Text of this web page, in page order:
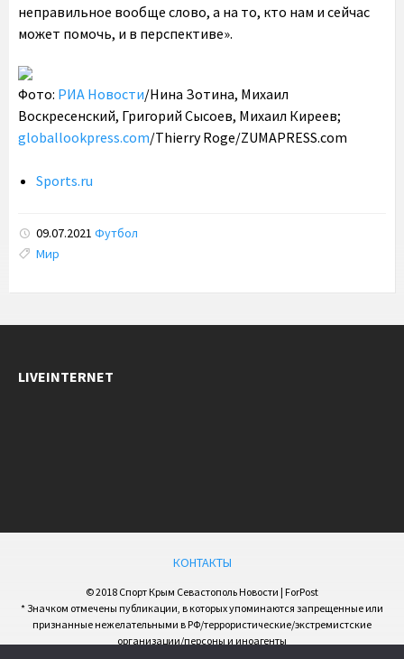
неправильное вообще слово, а на то, кто нам и сейчас
может помочь, и в перспективе».
Фото: РИА Новости/Нина Зотина, Михаил
Воскресенский, Григорий Сысоев, Михаил Киреев;
globallookpress.com/Thierry Roge/ZUMAPRESS.com
Sports.ru
09.07.2021 Футбол
Tags:
Мир
LIVEINTERNET
КОНТАКТЫ
© 2018 Спорт Крым Севастополь Новости | ForPost
* Значком отмечены публикации, в которых упоминаются запрещенные или
признанные нежелательными в РФ/террористические/экстремистские
организации/персоны и иноагенты